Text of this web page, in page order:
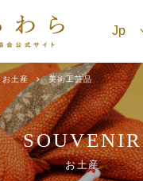
お土産 美術工芸品
SOUVENIR
お土産